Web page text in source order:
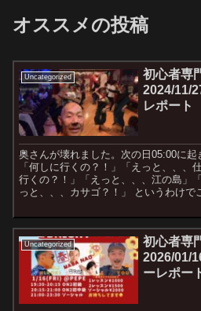
オススメの投稿
Uncategorized
初心者専
2024/11/
レポート
奥さんが壊れました。次の日05:00に起
「何しに行くの？！」「えっと、、、
行くの？！」「えっと、、、江の島」
っと、、、カサゴ？！」 というわけで
Uncategorized
初心者専
2026/01/
ーレポー